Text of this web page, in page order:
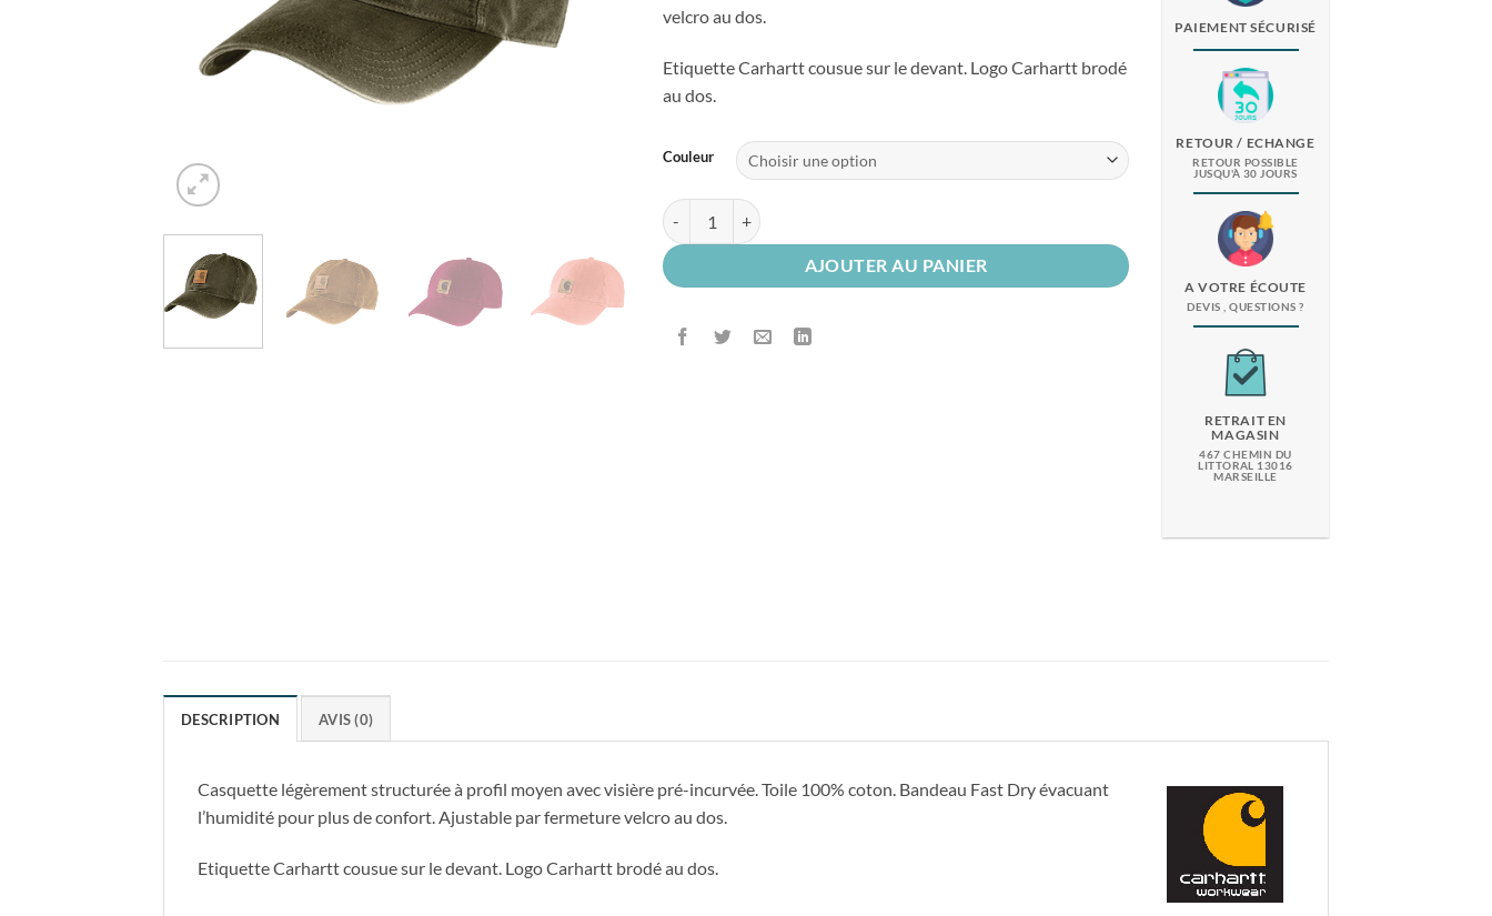
velcro au dos.
Etiquette Carhartt cousue sur le devant. Logo Carhartt brodé
au dos.
Couleur
quantité de Casquette Odessa
AJOUTER AU PANIER
PAIEMENT SÉCURISÉ
RETOUR / ECHANGE
RETOUR POSSIBLE
JUSQU'À 30 JOURS
A VOTRE ÉCOUTE
DEVIS , QUESTIONS ?
RETRAIT EN
MAGASIN
467 CHEMIN DU
LITTORAL 13016
MARSEILLE
DESCRIPTION AVIS (0)
Casquette légèrement structurée à profil moyen avec visière pré-incurvée. Toile 100% coton. Bandeau Fast Dry évacuant
l’humidité pour plus de confort. Ajustable par fermeture velcro au dos.
Etiquette Carhartt cousue sur le devant. Logo Carhartt brodé au dos.